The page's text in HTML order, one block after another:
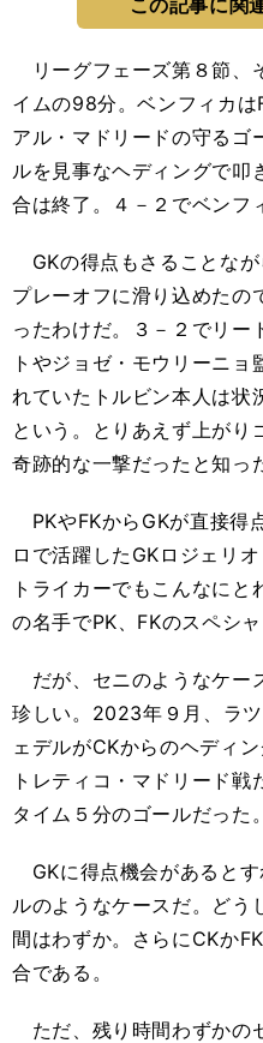
この記事に関
リーグフェーズ第８節、
イムの98分。ベンフィカ
アル・マドリードの守るゴ
ルを見事なヘディングで叩
合は終了。４－２でベンフ
GKの得点もさることな
プレーオフに滑り込めたの
ったわけだ。３－２でリー
トやジョゼ・モウリーニョ
れていたトルビン本人は状
という。とりあえず上がり
奇跡的な一撃だったと知っ
PKやFKからGKが直接得
ロで活躍したGKロジェリ
トライカーでもこんなにと
の名手でPK、FKのスペシャ
だが、セニのようなケー
珍しい。2023年９月、ラ
ェデルがCKからのヘディ
トレティコ・マドリード
タイム５分のゴールだった。
GKに得点機会があると
ルのようなケースだ。どう
間はわずか。さらにCKか
合である。
ただ、残り時間わずかの